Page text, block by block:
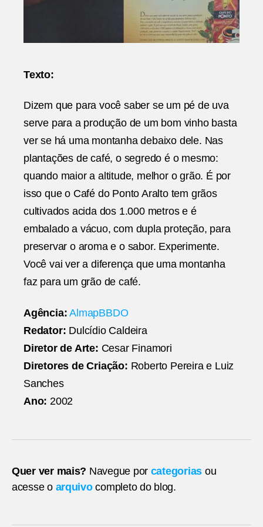
Texto:
Dizem que para você saber se um pé de uva
serve para a produção de um bom vinho basta
ver se há uma montanha debaixo dele. Nas
plantações de café, o segredo é o mesmo:
quando maior a altitude, melhor o grão. É por
isso que o Café do Ponto Aralto tem grãos
cultivados acida dos 1.000 metros e é
embalado a vácuo, com dupla proteção, para
preservar o aroma e o sabor. Experimente.
Você vai ver a diferença que uma montanha
faz para um grão de café.
Agência: AlmapBBDO
Redator: Dulcídio Caldeira
Diretor de Arte: Cesar Finamori
Diretores de Criação: Roberto Pereira e Luiz
Sanches
Ano: 2002
Quer ver mais? Navegue por categorias ou
acesse o arquivocompleto do blog.